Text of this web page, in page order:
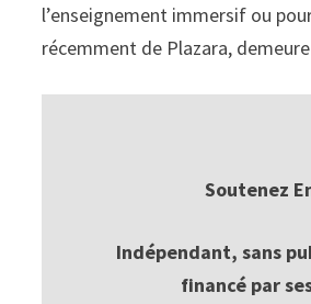
l’enseignement immersif ou
récemment de Plazara,
Soutenez
Indépendant, sans
financé par